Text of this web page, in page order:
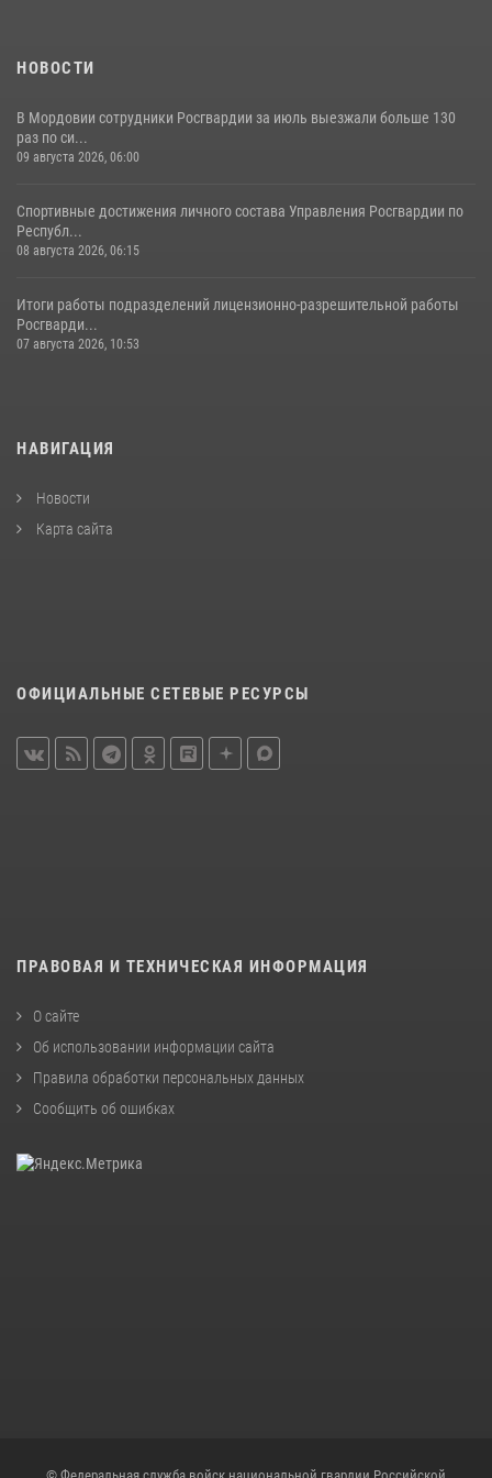
НОВОСТИ
В Мордовии сотрудники Росгвардии за июль выезжали больше 130
раз по си...
09 августа 2026, 06:00
Спортивные достижения личного состава Управления Росгвардии по
Республ...
08 августа 2026, 06:15
Итоги работы подразделений лицензионно-разрешительной работы
Росгварди...
07 августа 2026, 10:53
НАВИГАЦИЯ
Новости
Карта сайта
ОФИЦИАЛЬНЫЕ СЕТЕВЫЕ РЕСУРСЫ
ПРАВОВАЯ И ТЕХНИЧЕСКАЯ ИНФОРМАЦИЯ
О сайте
Об использовании информации сайта
Правила обработки персональных данных
Сообщить об ошибках